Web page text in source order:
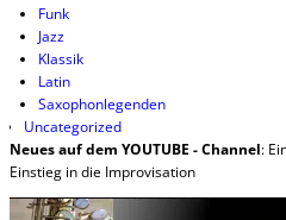
Funk
Jazz
Klassik
Latin
Saxophonlegenden
Uncategorized
Neues auf dem YOUTUBE - Channel:
Einstieg in die Improvisation